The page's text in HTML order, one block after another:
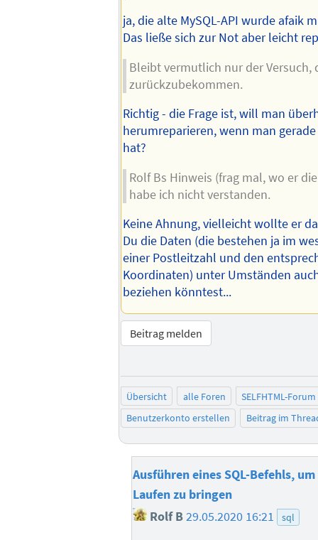
ja, die alte MySQL-API wurde afaik
Das ließe sich zur Not aber leicht
Bleibt vermutlich nur der Versuch,
zurückzubekommen.
Richtig - die Frage ist, will man
herumreparieren, wenn man
hat?
Rolf Bs Hinweis (frag mal, wo er
habe ich nicht verstanden.
Keine Ahnung, vielleicht wollte er
Du die Daten (die bestehen ja im
einer Postleitzahl und den
Koordinaten) unter Umständen
beziehen könntest...
Beitrag melden
Übersicht alle Foren
SELFHTML-Forum
Benutzerkonto erstellen
Beitrag im
Ausführen eines SQL-Befehls,
Laufen zu bringen
Rolf B 29.05.2020 16:21 sql